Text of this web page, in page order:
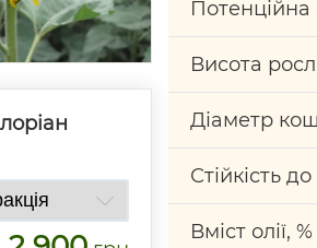
Потенційна
Висота
Діаметр
Стійкість
Вміст олії, %